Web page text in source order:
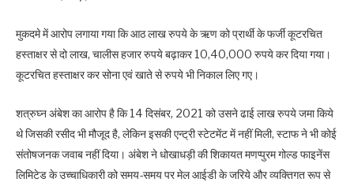
मुकदमे में आरोप लगाया गया कि आठ लाख रुपये के ऋण को प्रार्थी के फर्जी कूटरचित
हस्ताक्षर से दो लाख, चालीस हजार रुपये बढ़ाकर 10,40,000 रुपये कर दिया गया।
कूटरचित हस्ताक्षर कर सोना एवं खाते से रुपये भी निकाल लिए गए।
शत्रुघ्न अंबेश का आरोप है कि 14 दिसंबर, 2021 को उसने ढाई लाख रुपये जमा किये
थे जिसकी रसीद भी मौजूद है, लेकिन इसकी एन्ट्री स्टेटमेंट में नहीं मिली, स्टाफ ने भी कोई
संतोषजनक जवाब नहीं दिया। अंबेश ने धोखाधड़ी की शिकायत मणप्पुरम गोल्ड फाइनेंस
लिमिटेड के उच्चाधिकारी को समय-समय पर मेल आईडी के जरिये और व्यक्तिगत रूप से